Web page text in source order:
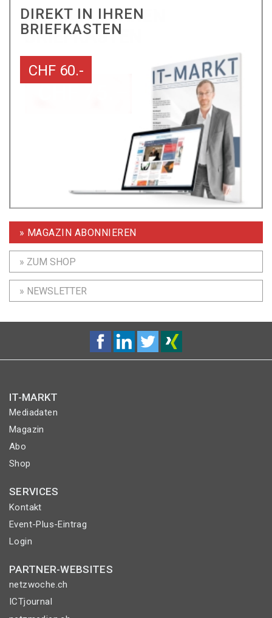
DIREKT IN IHREN
BRIEFKASTEN
CHF 60.-
» MAGAZIN ABONNIEREN
» ZUM SHOP
» NEWSLETTER
IT-MARKT
Mediadaten
Magazin
Abo
Shop
SERVICES
Kontakt
Event-Plus-Eintrag
Login
PARTNER-WEBSITES
netzwoche.ch
ICTjournal